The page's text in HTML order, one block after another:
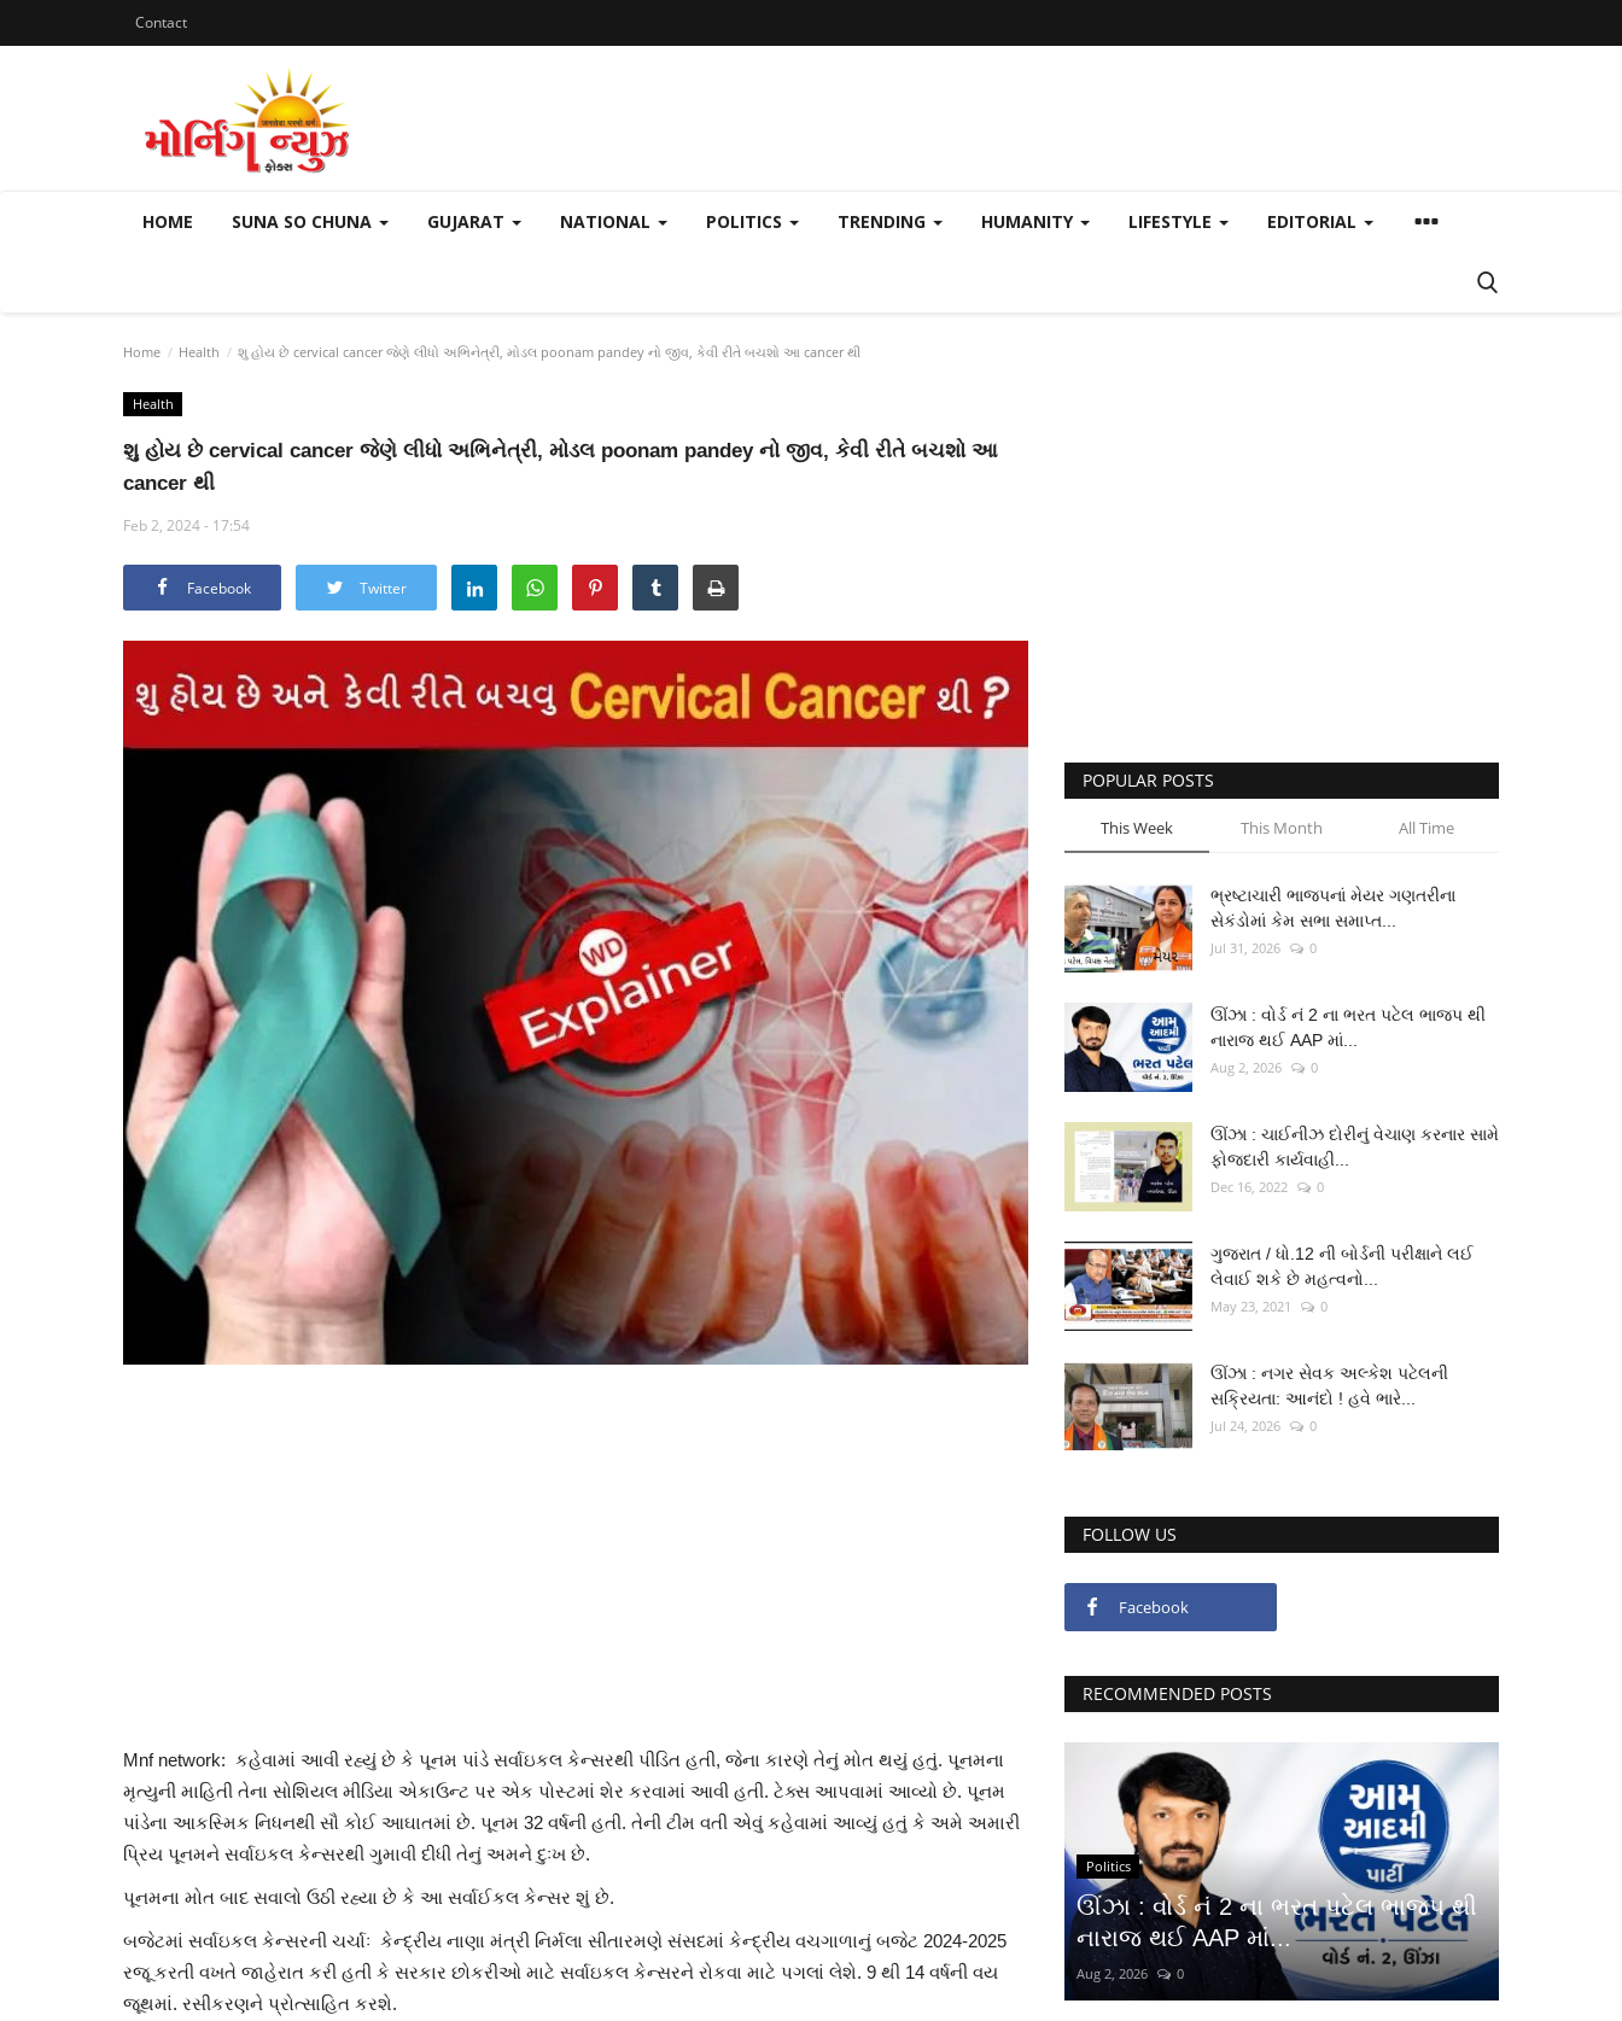
Contact
HOME SUNA SO CHUNA GUJARAT NATIONAL POLITICS TRENDING HUMANITY LIFESTYLE EDITORIAL
Home Health શુ હોય છે cervical cancer જેણે લીધો અભિનેત્રી, મોડલ poonam pandey નો જીવ, કેવી રીતે બચશો આ cancer થી
Health
શુ હોય છે cervical cancer જેણે લીધો અભિનેત્રી, મોડલ poonam pandey નો જીવ, કેવી રીતે બચશો આ
cancer થી
Feb 2, 2024 - 17:54
Facebook Twitter
Mnf network: કહેવામાં આવી રહ્યું છે કે પૂનમ પાંડે સર્વાઇકલ કેન્સરથી પીડિત હતી, જેના કારણે તેનું મોત થયું હતું. પૂનમના
મૃત્યુની માહિતી તેના સોશિયલ મીડિયા એકાઉન્ટ પર એક પોસ્ટમાં શેર કરવામાં આવી હતી. ટેક્સ આપવામાં આવ્યો છે. પૂનમ
પાંડેના આકસ્મિક નિધનથી સૌ કોઈ આઘાતમાં છે. પૂનમ 32 વર્ષની હતી. તેની ટીમ વતી એવું કહેવામાં આવ્યું હતું કે અમે અમારી
પ્રિય પૂનમને સર્વાઇકલ કેન્સરથી ગુમાવી દીધી તેનું અમને દુઃખ છે.
પૂનમના મોત બાદ સવાલો ઉઠી રહ્યા છે કે આ સર્વાઈકલ કેન્સર શું છે.
બજેટમાં સર્વાઇકલ કેન્સરની ચર્ચાઃ કેન્દ્રીય નાણા મંત્રી નિર્મલા સીતારમણે સંસદમાં કેન્દ્રીય વચગાળાનું બજેટ 2024-2025
રજૂ કરતી વખતે જાહેરાત કરી હતી કે સરકાર છોકરીઓ માટે સર્વાઇકલ કેન્સરને રોકવા માટે પગલાં લેશે. 9 થી 14 વર્ષની વય
જૂથમાં. રસીકરણને પ્રોત્સાહિત કરશે.
POPULAR POSTS
This Week This Month All Time
ભ્રષ્ટાચારી ભાજપનાં મેયર ગણતરીના
સેકંડોમાં કેમ સભા સમાપ્ત...
Jul 31, 2026 0
ઊંઝા : વોર્ડ નં 2 ના ભરત પટેલ ભાજપ થી
નારાજ થઈ AAP માં...
Aug 2, 2026 0
ઊંઝા : ચાઈનીઝ દોરીનું વેચાણ કરનાર સામે
ફોજદારી કાર્યવાહી...
Dec 16, 2022 0
ગુજરાત / ધો.12 ની બોર્ડની પરીક્ષાને લઈ
લેવાઈ શકે છે મહત્વનો...
May 23, 2021 0
ઊંઝા : નગર સેવક અલ્કેશ પટેલની
સક્રિયતા: આનંદો ! હવે ભારે...
Jul 24, 2026 0
FOLLOW US
Facebook
RECOMMENDED POSTS
Politics
ઊંઝા : વોર્ડ નં 2 ના ભરત પટેલ ભાજપ થી
નારાજ થઈ AAP માં...
Aug 2, 2026 0